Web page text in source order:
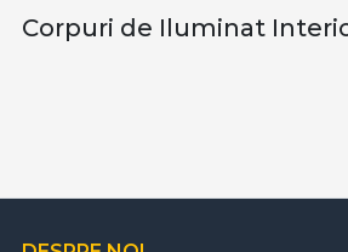
Corpuri de Iluminat